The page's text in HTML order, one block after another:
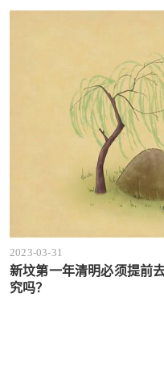
2023-03-31
新坟第一年清明必须提前
究吗？